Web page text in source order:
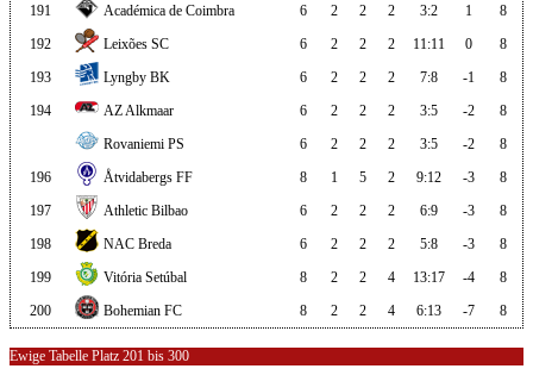
191
Académica de Coimbra 6 2 2 2 3:2 1
8
192
Leixões SC 6 2 2 2 11:11 0
8
193
Lyngby BK 6 2 2 2 7:8 -1
8
194
AZ Alkmaar 6 2 2 2 3:5 -2
8
Rovaniemi PS
6 2 2 2 3:5 -2
8
196
Åtvidabergs FF 8 1 5 2 9:12 -3
8
197
Athletic Bilbao 6 2 2 2 6:9 -3
8
198
NAC Breda 6 2 2 2 5:8 -3
8
199
Vitória Setúbal 8 2 2 4 13:17 -4
8
200
Bohemian FC 8 2 2 4 6:13 -7 8
Ewige Tabelle Platz 201 bis 300